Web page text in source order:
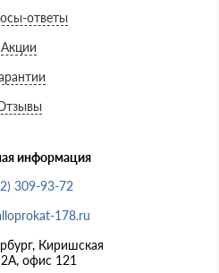
ответы
Акции
информация
309-93-72
178.ru
Киришская
офис 121